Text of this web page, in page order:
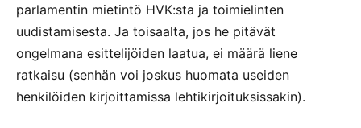
parlamentin mietintö HVK:sta ja toimielinten
uudistamisesta. Ja toisaalta, jos he pitävät
ongelmana esittelijöiden laatua, ei määrä liene
ratkaisu (senhän voi joskus huomata useiden
henkilöiden kirjoittamissa lehtikirjoituksissakin).